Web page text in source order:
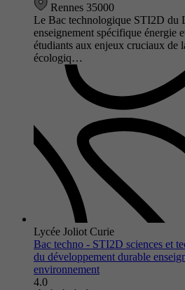
Rennes 35000
Le Bac technologique STI2D du
enseignement spécifique énergie
étudiants aux enjeux cruciaux de
écologiq…
Lycée Joliot Curie
Bac techno - STI2D sciences et
du développement durable
environnement
4.0